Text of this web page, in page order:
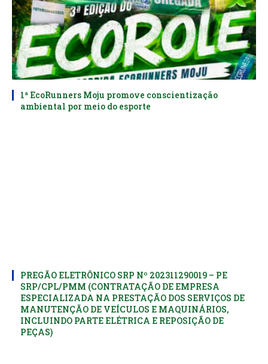
1ª EcoRunners Moju promove conscientização
ambiental por meio do esporte
PREGÃO ELETRÔNICO SRP Nº 202311290019 – PE
SRP/CPL/PMM (CONTRATAÇÃO DE EMPRESA
ESPECIALIZADA NA PRESTAÇÃO DOS SERVIÇOS DE
MANUTENÇÃO DE VEÍCULOS E MAQUINÁRIOS,
INCLUINDO PARTE ELÉTRICA E REPOSIÇÃO DE
PEÇAS)